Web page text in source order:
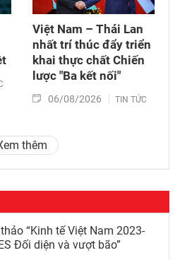
Việt Nam – Thái Lan
nhất trí thúc đẩy triển
khai thực chất Chiến
lược "Ba kết nối"
06/08/2026 TIN TỨC
thêm
“Kinh tế Việt Nam 2023-
Đối diện và vượt bão”